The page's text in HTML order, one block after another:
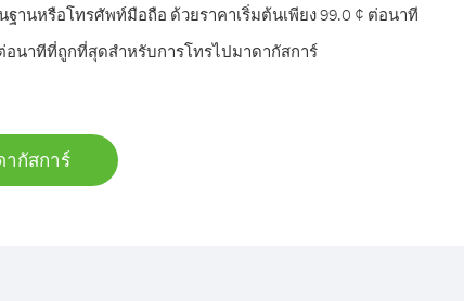
นหรือโทรศัพท์มือถือ ด้วยราคาเริ่มต้นเพียง 99.0 ¢ ต่อนาที
อนาทีที่ถูกที่สุดสำหรับการโทรไปมาดากัสการ์
ากัสการ์